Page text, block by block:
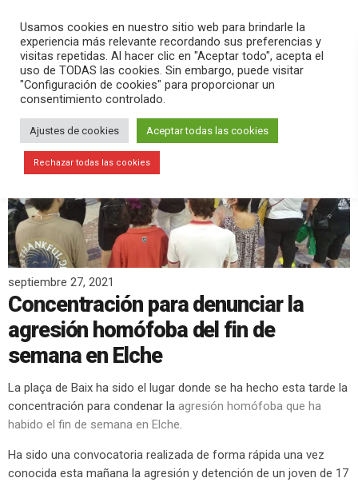
search menu pause PLAY
septiembre 27, 2021
Concentración para denunciar la
agresión homófoba del fin de
semana en Elche
La plaça de Baix ha sido el lugar donde se ha hecho esta tarde la
concentración para condenar la agresión homófoba que ha
habido el fin de semana en Elche.
Ha sido una convocatoria realizada de forma rápida una vez
conocida esta mañana la agresión y detención de un joven de 17
Usamos cookies en nuestro sitio web para brindarle la
experiencia más relevante recordando sus preferencias y
visitas repetidas. Al hacer clic en "Aceptar todo", acepta el
uso de TODAS las cookies. Sin embargo, puede visitar
"Configuración de cookies" para proporcionar un
consentimiento controlado.
Ajustes de cookies Aceptar todas las cookies
Rechazar todas las cookies